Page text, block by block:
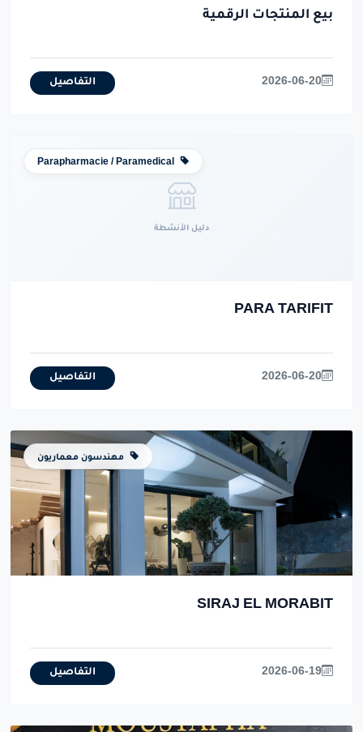
بيع المنتجات الرقمية
2026-06-20 التفاصيل
دليل الأنشطة
PARA TARIFIT
2026-06-20 التفاصيل
مهندسون معماريون
SIRAJ EL MORABIT
2026-06-19 التفاصيل